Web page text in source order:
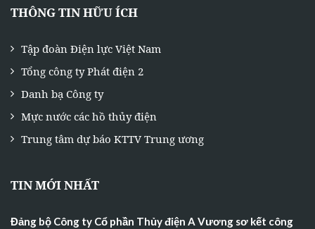
THÔNG TIN HỮU ÍCH
Tập đoàn Điện lực Việt Nam
Tổng công ty Phát điện 2
Danh bạ Công ty
Mực nước các hồ thủy điện
Trung tâm dự báo KTTV Trung ương
TIN MỚI NHẤT
Đảng bộ Công ty Cổ phần Thủy điện A Vương sơ kết công